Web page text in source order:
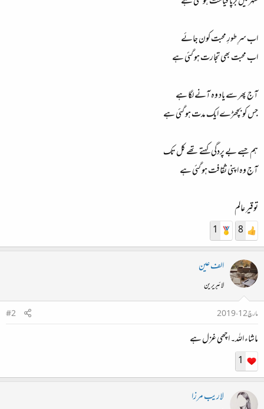
اب سرِ طورِ محبت کون جائے
اب محبت بھی تجارت ہو گئی ہے
آج پھر سے یاد وہ آنے لگا ہے
جس کو بچھڑے ایک مدت ہو گئی ہے
ہم جسے بے پردگی کہتے تھے کل تک
آج وہ اپنی ثقافت ہو گئی ہے
توقیر عالم
8
1
الف عین
لائبریرین
مارچ 12، 2019
#2
ماشاء اللہ۔ اچھی غزل ہے
1
لاریب مرزا